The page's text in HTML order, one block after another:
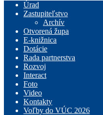
Úrad
Zastupiteľstvo
Archív
Otvorená župa
E-knižnica
Dotácie
Rada partnerstva
Rozvoj
Interact
Foto
Video
Kontakty
Voľby do VÚC 2026